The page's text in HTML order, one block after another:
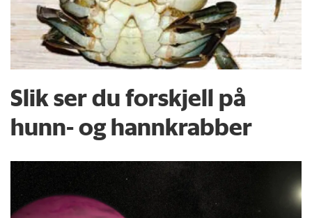
Slik ser du forskjell på
hunn- og hannkrabber